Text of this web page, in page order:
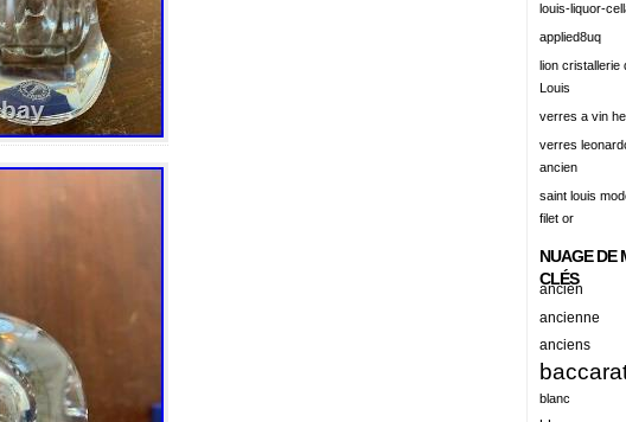
alisation
amazing
america
amiante
ancien
ancienes
ancienne
anciennes
louis-liquor-
applied8uq
lion cristallerie
Louis
verres a vin
verres
ancien
saint louis
filet or
NUAGE DE
CLÉS
ancien
ancienne
anciens
blanc